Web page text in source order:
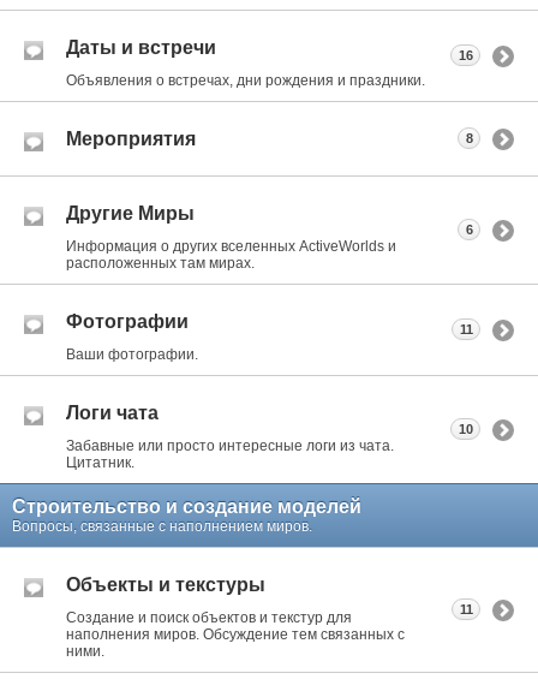
Даты и встречи
Объявления о встречах, дни рождения и праздники.
16
Мероприятия 8
Другие Миры
Информация о других вселенных ActiveWorlds и
расположенных там мирах.
6
Фотографии
Ваши фотографии.
11
Логи чата
Забавные или просто интересные логи из чата.
Цитатник.
10
Строительство и создание моделей
Вопросы, связанные с наполнением миров.
Объекты и текстуры
Создание и поиск объектов и текстур для
наполнения миров. Обсуждение тем связанных с
ними.
11